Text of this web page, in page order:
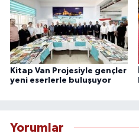
Kitap Van Projesiyle gençler
yeni eserlerle buluşuyor
Yorumlar